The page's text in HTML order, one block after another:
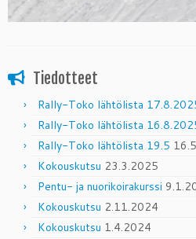
Tiedotteet
Rally-Toko lähtölista
Rally-Toko lähtölista
Rally-Toko lähtölista 19.5
Kokouskutsu 23.3.2025
Pentu- ja nuorikoirakurssi
Kokouskutsu 2.11.2024
Kokouskutsu 1.4.2024